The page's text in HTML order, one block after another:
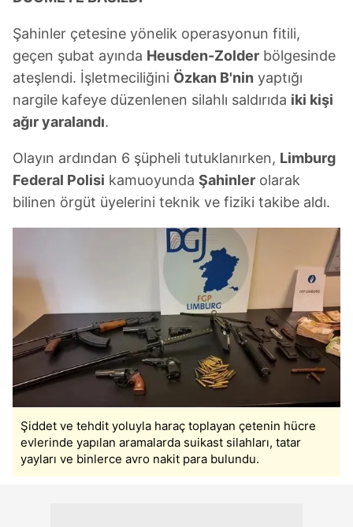
Şahinler çetesine yönelik operasyonun fitili,
geçen şubat ayında Heusden-Zolder bölgesinde
ateşlendi. İşletmeciliğini Özkan B'nin yaptığı
nargile kafeye düzenlenen silahlı saldırıda iki kişi
ağır yaralandı.
Olayın ardından 6 şüpheli tutuklanırken, Limburg
Federal Polisi kamuoyunda Şahinler olarak
bilinen örgüt üyelerini teknik ve fiziki takibe aldı.
Şiddet ve tehdit yoluyla haraç toplayan çetenin hücre
evlerinde yapılan aramalarda suikast silahları, tatar
yayları ve binlerce avro nakit para bulundu.